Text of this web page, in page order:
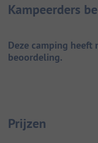
Kampeerders
Deze camping heeft
beoordeling.
Prijzen